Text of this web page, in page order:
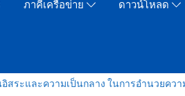
ภาคีเครือข่าย ดาวน์โหลด
สระและความเป็นกลาง ในการอำนวยคว